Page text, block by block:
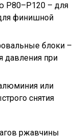
P80–P120 – для
финишной
блоки –
давления при
или
снятия
ржавчины